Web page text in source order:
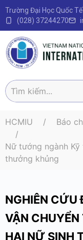
Trường Đại Học Quốc
(028) 37244270
HCMIU Báo
Nữ tướng ngành
thưởng khủng
NGHIÊN CỨU
VẬN
HAI NỮ SINH